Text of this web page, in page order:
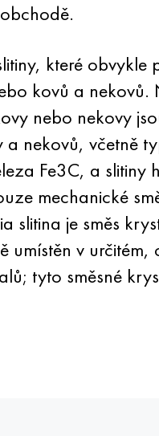
které
kovů a
nebo nekovy
nekovů, včetně
Fe3C, a
mechanické
slitina je směs
umístěn v
tyto směsné